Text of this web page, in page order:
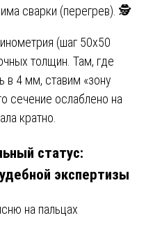
сварки (перегрев). 🕵️
(шаг 50х50
толщин. Там, где
в 4 мм, ставим «зону
сечение ослаблено на
кратно.
статус:
экспертизы
на пальцах